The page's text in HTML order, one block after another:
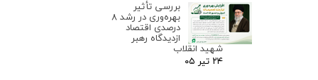
بررسی تأثیر
بهره‌وری در رشد ۸
درصدی اقتصاد
ازدیدگاه رهبر
شهید انقلاب
۲۴ تیر ۰۵